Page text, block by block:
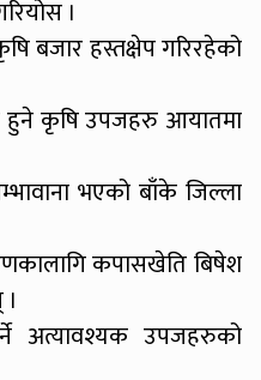
।
बजार हस्तक्षेप गरिरहेको
हुने कृषि उपजहरु आयातमा
भएको बाँके जिल्ला
कपासखेति बिषेश
अत्यावश्यक उपजहरुको